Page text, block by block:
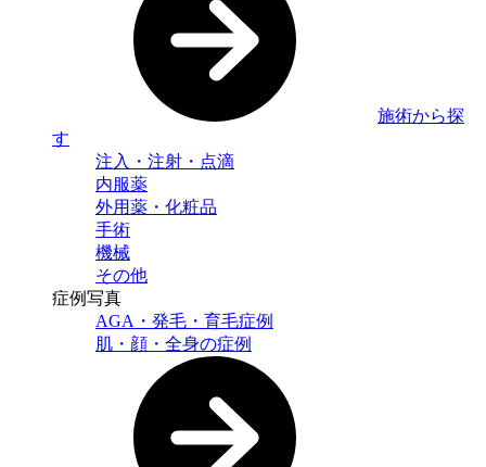
施術から探
す
注入・注射・点滴
内服薬
外用薬・化粧品
手術
機械
その他
症例写真
AGA・発毛・育毛症例
肌・顔・全身の症例